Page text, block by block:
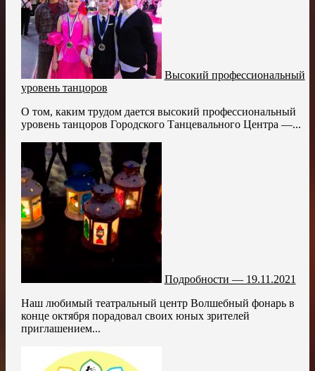
Высокий профессиональный
уровень танцоров
О том, каким трудом дается высокий профессиональный
уровень танцоров Городского Танцевального Центра —...
Подробности — 19.11.2021
Наш любимый театральный центр Волшебный фонарь в
конце октября порадовал своих юных зрителей
приглашением...